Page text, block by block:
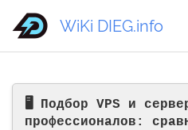
🖥️ Подбор VPS и
профессионалов:
WiKi DIEG.info